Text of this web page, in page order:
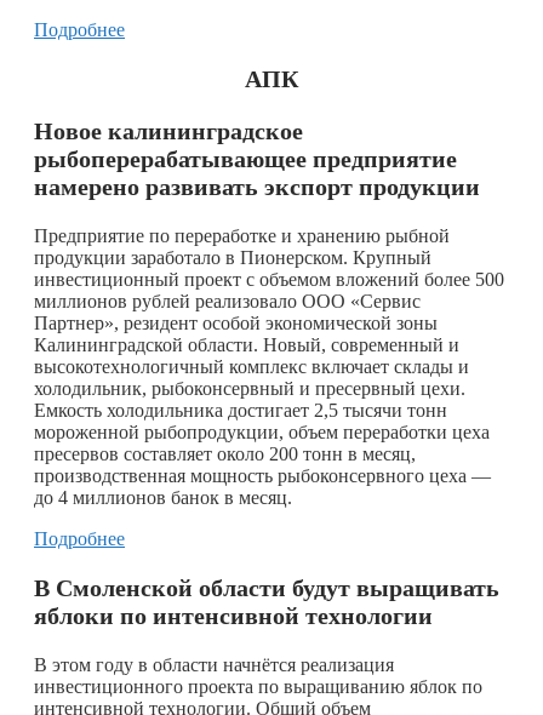
Подробнее
АПК
Новое калининградское
рыбоперерабатывающее предприятие
намерено развивать экспорт продукции
Предприятие по переработке и хранению рыбной
продукции заработало в Пионерском. Крупный
инвестиционный проект с объемом вложений более 500
миллионов рублей реализовало ООО «Сервис
Партнер», резидент особой экономической зоны
Калининградской области. Новый, современный и
высокотехнологичный комплекс включает склады и
холодильник, рыбоконсервный и пресервный цехи.
Емкость холодильника достигает 2,5 тысячи тонн
мороженной рыбопродукции, объем переработки цеха
пресервов составляет около 200 тонн в месяц,
производственная мощность рыбоконсервного цеха —
до 4 миллионов банок в месяц.
Подробнее
В Смоленской области будут выращивать
яблоки по интенсивной технологии
В этом году в области начнётся реализация
инвестиционного проекта по выращиванию яблок по
интенсивной технологии. Общий объем